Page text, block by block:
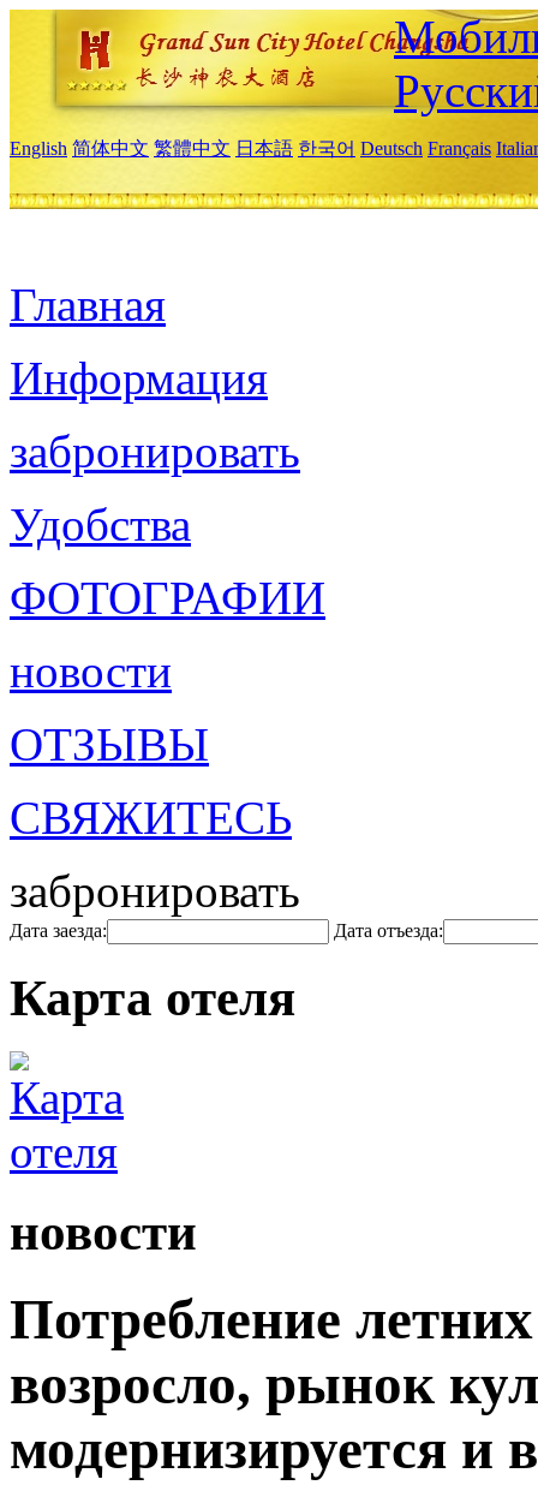
English 简体中文 繁體中文 日本語 한국어 Deutsch Français
Главная
Информация
забронировать
Удобства
ФОТОГРАФИИ
новости
ОТЗЫВЫ
СВЯЖИТЕСЬ
забронировать
Дата заезда: Дата отъезда:
Карта отеля
новости
Потребление
возросло, рынок
модернизируется и